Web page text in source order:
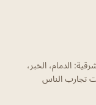
الدمام، الخبر،
تجارب الناس